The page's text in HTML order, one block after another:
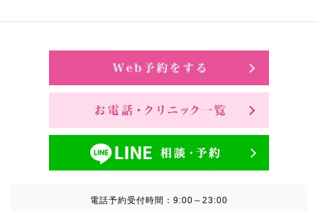
電話予約受付時間： 9:00～23:00